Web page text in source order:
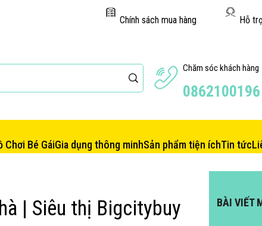
Hỗ
Chính sách mua hàng
Chăm sóc khách hàng
0862100196
Chơi Bé GáiGia dụng thông minhSản phẩm tiện íchTin tức
| Siêu thị Bigcitybuy BÀI VIẾT